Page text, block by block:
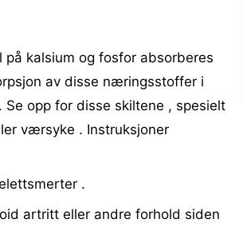
kalsium og fosfor absorberes
av disse næringsstoffer i
opp for disse skiltene , spesielt
værsyke . Instruksjoner
.
artritt eller andre forhold siden